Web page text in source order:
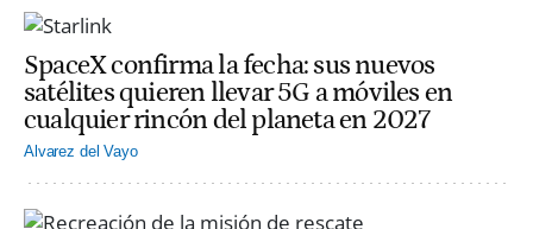
SpaceX confirma la fecha: sus nuevos
satélites quieren llevar 5G a móviles en
cualquier rincón del planeta en 2027
Alvarez del Vayo